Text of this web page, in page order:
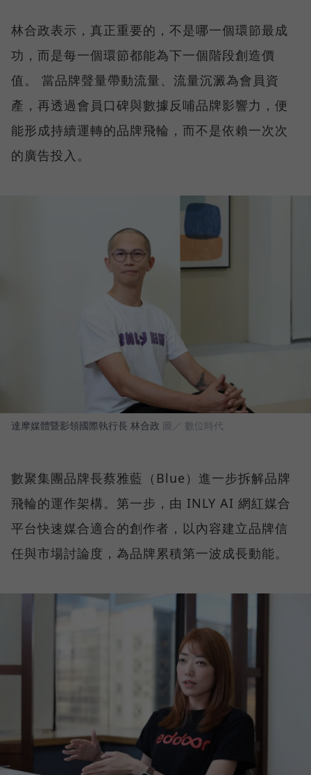
林合政表示，真正重要的，不是哪一個環節最成
功，而是每一個環節都能為下一個階段創造價
值。 當品牌聲量帶動流量、流量沉澱為會員資
產，再透過會員口碑與數據反哺品牌影響力，便
能形成持續運轉的品牌飛輪，而不是依賴一次次
的廣告投入。
達摩媒體暨影領國際執行長 林合政 圖／ 數位時代
數聚集團品牌長蔡雅藍（Blue）進一步拆解品牌
飛輪的運作架構。第一步，由 INLY AI 網紅媒合
平台快速媒合適合的創作者，以內容建立品牌信
任與市場討論度，為品牌累積第一波成長動能。